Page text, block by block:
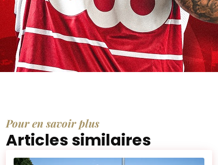
Pour en savoir plus
Articles similaires